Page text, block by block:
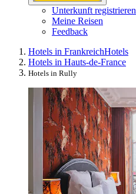
Unterkunft registrieren
Meine Reisen
Feedback
Hotels in FrankreichHotels
Hotels in Hauts-de-France
Hotels in Rully